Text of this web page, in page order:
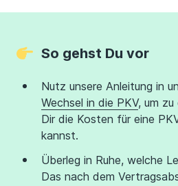
So gehst Du vor
Nutz unsere Anleitung in
Wechsel in die PKV, um
Dir die Kosten für eine
kannst.
Überleg in Ruhe, welche
Das nach dem